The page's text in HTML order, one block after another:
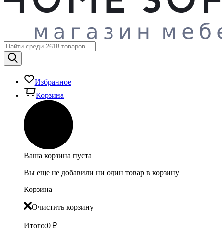
Избранное
Корзина
Ваша корзина пуста
Вы еще не добавили ни один товар в корзину
Корзина
Очистить корзину
Итого:0 ₽